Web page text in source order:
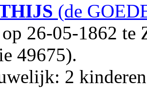
(de
26-05-1862 te
49675).
2